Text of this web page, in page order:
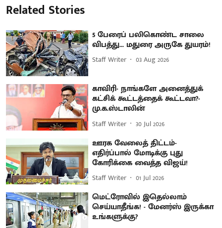
Related Stories
5 பேரைப் பலிகொண்ட சாலை
விபத்து... மதுரை அருகே துயரம்!
Staff Writer 03 Aug 2026
காவிரி- நாங்களே அனைத்துக்
கட்சிக் கூட்டத்தைக் கூட்டவா?-
மு.க.ஸ்டாலின்
Staff Writer 30 Jul 2026
ஊரக வேலைத் திட்டம்-
எதிர்ப்பால் மோடிக்கு புது
கோரிக்கை வைத்த விஜய்!
Staff Writer 01 Jul 2026
மெட்ரோவில் இதெல்லாம்
செய்யாதீங்க! - மேனர்ஸ் இருக்கா
உங்களுக்கு?